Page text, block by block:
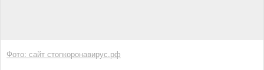
Фото: сайт стопкоронавирус.рф